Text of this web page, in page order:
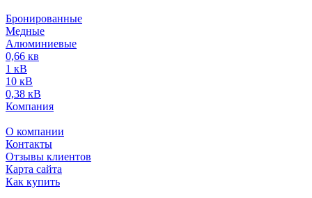
Бронированные
Медные
Алюминиевые
0,66 кв
1 кВ
10 кВ
0,38 кВ
Компания
О компании
Контакты
Отзывы клиентов
Карта сайта
Как купить